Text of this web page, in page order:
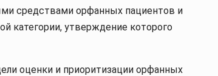
средствами орфанных пациентов и
категории, утверждение которого
оценки и приоритизации орфанных